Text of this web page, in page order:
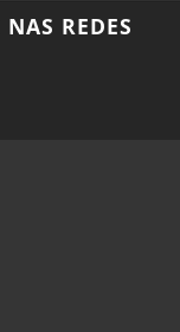
NAS REDES